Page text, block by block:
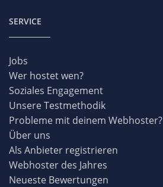
SERVICE
Jobs
Wer hostet wen?
Soziales Engagement
Unsere Testmethodik
Probleme mit deinem Webhoster?
Über uns
Als Anbieter registrieren
Webhoster des Jahres
Neueste Bewertungen